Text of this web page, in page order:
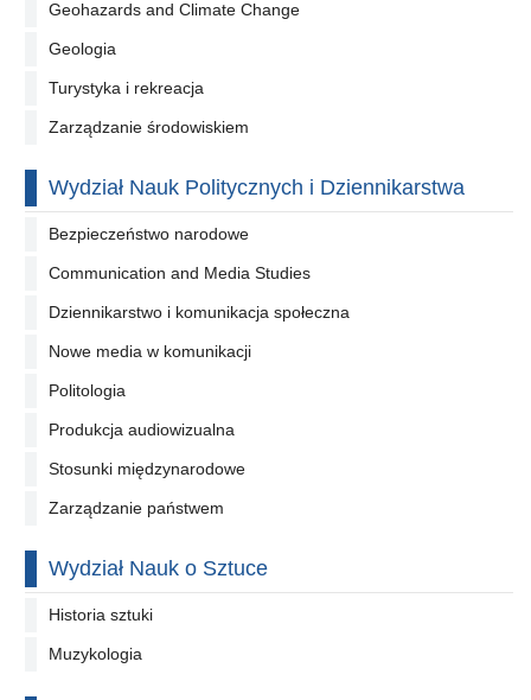
Geohazards and Climate Change
Geologia
Turystyka i rekreacja
Zarządzanie środowiskiem
Wydział Nauk Politycznych i Dziennikarstwa
Bezpieczeństwo narodowe
Communication and Media Studies
Dziennikarstwo i komunikacja społeczna
Nowe media w komunikacji
Politologia
Produkcja audiowizualna
Stosunki międzynarodowe
Zarządzanie państwem
Wydział Nauk o Sztuce
Historia sztuki
Muzykologia